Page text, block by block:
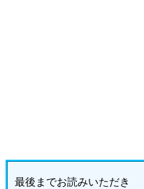
最後までお読みいただき